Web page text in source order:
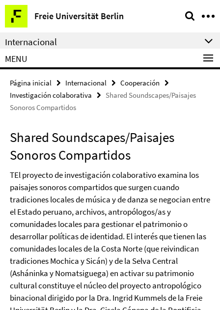
Springe
direkt
zu
Inhalt
Freie Universität Berlin
Herramientas
de
navegación
Internacional
MENU
Página inicial Internacional
Cooperación
Investigación colaborativa
Shared Soundscapes/Paisajes
Sonoros Compartidos
Shared Soundscapes/Paisajes
Sonoros Compartidos
TEl proyecto de investigación colaborativo examina los
paisajes sonoros compartidos que surgen cuando
tradiciones locales de música y de danza se negocian entre
el Estado peruano, archivos, antropólogos/as y
comunidades locales para gestionar el patrimonio o
desarrollar políticas de identidad. El interés que tienen las
comunidades locales de la Costa Norte (que reivindican
tradiciones Mochica y Sicán) y de la Selva Central
(Asháninka y Nomatsiguega) en activar su patrimonio
cultural constituye el núcleo del proyecto antropológico
binacional dirigido por la Dra. Ingrid Kummels de la Freie